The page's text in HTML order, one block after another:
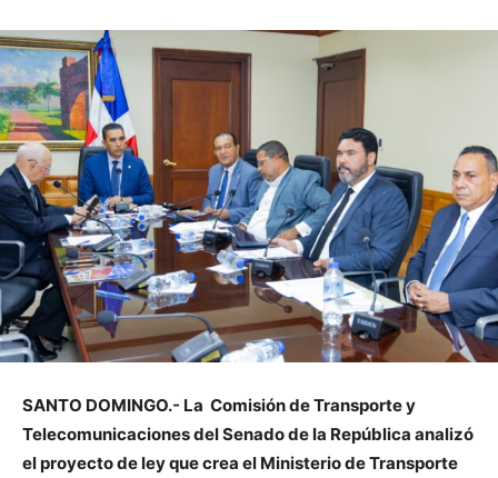
SANTO DOMINGO.- La Comisión de Transporte y
Telecomunicaciones del Senado de la República analizó
el proyecto de ley que crea el Ministerio de Transporte